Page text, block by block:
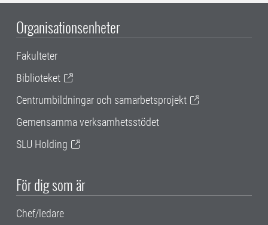
Organisationsenheter
Fakulteter
Biblioteket
Centrumbildningar och samarbetsprojekt
Gemensamma verksamhetsstödet
SLU Holding
För dig som är
Chef/ledare